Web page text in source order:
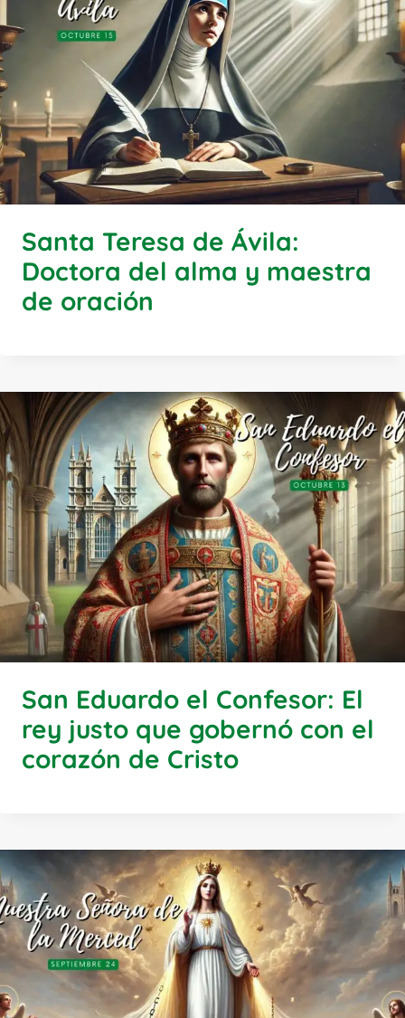
Santa Teresa de Ávila:
Doctora del alma y maestra
de oración
San Eduardo el Confesor: El
rey justo que gobernó con el
corazón de Cristo